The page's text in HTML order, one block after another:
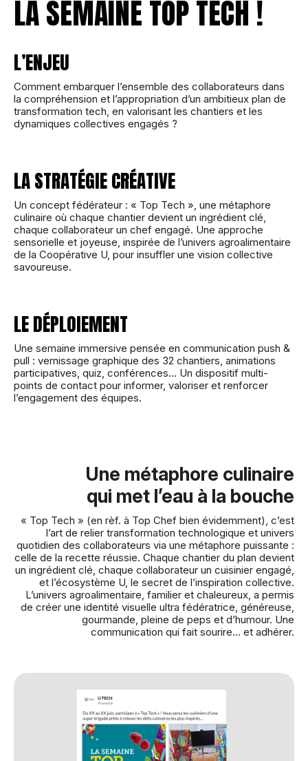
LA SEMAINE TOP TECH !
L’ENJEU
Comment embarquer l’ensemble des collaborateurs dans
la compréhension et l’appropriation d’un ambitieux plan de
transformation tech, en valorisant les chantiers et les
dynamiques collectives engagés ?
LA STRATÉGIE CRÉATIVE
Un concept fédérateur : « Top Tech », une métaphore
culinaire où chaque chantier devient un ingrédient clé,
chaque collaborateur un chef engagé. Une approche
sensorielle et joyeuse, inspirée de l’univers agroalimentaire
de la Coopérative U, pour insuffler une vision collective
savoureuse.
LE DÉPLOIEMENT
Une semaine immersive pensée en communication push &
pull : vernissage graphique des 32 chantiers, animations
participatives, quiz, conférences… Un dispositif multi-
points de contact pour informer, valoriser et renforcer
l’engagement des équipes.
Une métaphore culinaire
qui met l’eau à la bouche
« Top Tech » (en rèf. à Top Chef bien évidemment), c’est
l’art de relier transformation technologique et univers
quotidien des collaborateurs via une métaphore puissante :
celle de la recette réussie. Chaque chantier du plan devient
un ingrédient clé, chaque collaborateur un cuisinier engagé,
et l’écosystème U, le secret de l’inspiration collective.
L’univers agroalimentaire, familier et chaleureux, a permis
de créer une identité visuelle ultra fédératrice, généreuse,
gourmande, pleine de peps et d’humour. Une
communication qui fait sourire… et adhérer.